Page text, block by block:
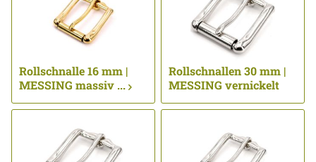
Rollschnalle 16 mm |
MESSING massiv ...
Rollschnallen 30 mm |
MESSING vernickelt